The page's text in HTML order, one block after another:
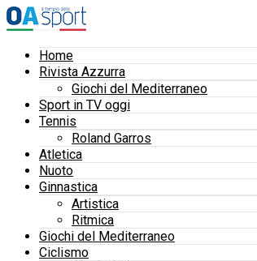
Home
Rivista Azzurra
Giochi del Mediterraneo
Sport in TV oggi
Tennis
Roland Garros
Atletica
Nuoto
Ginnastica
Artistica
Ritmica
Giochi del Mediterraneo
Ciclismo